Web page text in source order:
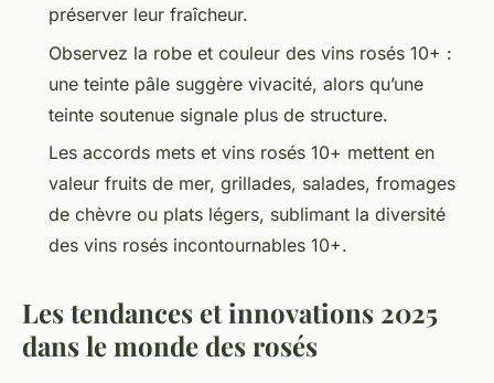
préserver leur fraîcheur.
Observez la robe et couleur des vins rosés 10+ :
une teinte pâle suggère vivacité, alors qu’une
teinte soutenue signale plus de structure.
Les accords mets et vins rosés 10+ mettent en
valeur fruits de mer, grillades, salades, fromages
de chèvre ou plats légers, sublimant la diversité
des vins rosés incontournables 10+.
Les tendances et innovations 2025
dans le monde des rosés